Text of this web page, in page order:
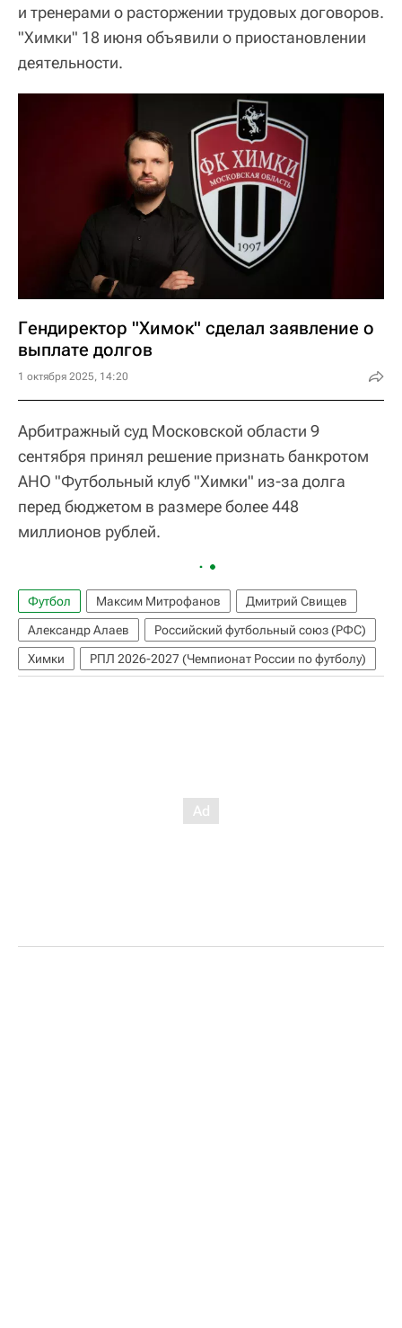
и тренерами о расторжении трудовых договоров.
"Химки" 18 июня объявили о приостановлении
деятельности.
Гендиректор "Химок" сделал заявление о
выплате долгов
1 октября 2025, 14:20
Арбитражный суд Московской области 9
сентября принял решение признать банкротом
АНО "Футбольный клуб "Химки" из-за долга
перед бюджетом в размере более 448
миллионов рублей.
Футбол Максим Митрофанов
Дмитрий Свищев
Александр Алаев
Российский футбольный союз (РФС)
Химки
РПЛ 2026-2027 (Чемпионат России по футболу)